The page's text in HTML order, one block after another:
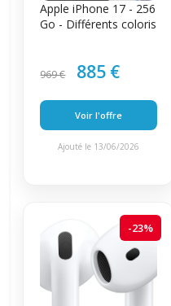
Apple iPhone 17 - 256
Go - Différents coloris
969 € 885 €
Voir l'offre
Ajouté le 13/06/2026
-23%